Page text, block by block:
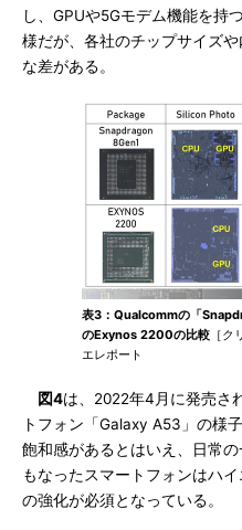
し、GPUや5Gモデム機能を持
様だが、各社のチップサイズ
な差がある。
表3：Qualcommの「
のExynos 2200の比較 ［
エレポート
図4は、2022年4月に発売さ
トフォン「Galaxy A53」の様
飽和感があるとはいえ、日常
もなったスマートフォンはハ
の強化が必須となっている。